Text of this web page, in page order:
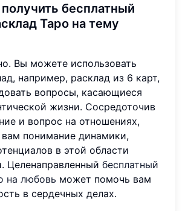
бесплатный
Таро на тему
Вы можете использовать
например, расклад из 6 карт,
вопросы, касающиеся
жизни. Сосредоточив
и вопрос на отношениях,
понимание динамики,
в этой области
Целенаправленный бесплатный
на любовь может помочь вам
в сердечных делах.